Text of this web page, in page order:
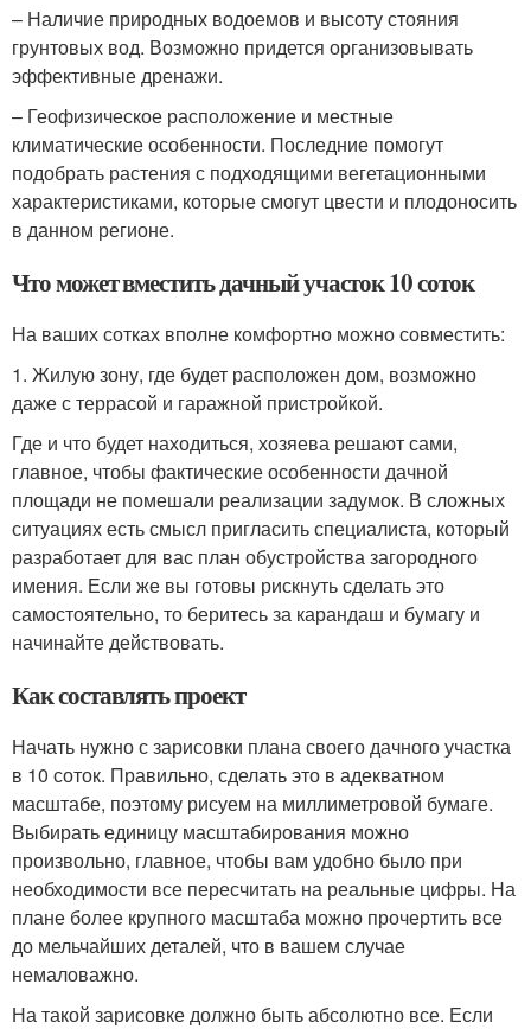
– Наличие природных водоемов и высоту стояния
грунтовых вод. Возможно придется организовывать
эффективные дренажи.
– Геофизическое расположение и местные
климатические особенности. Последние помогут
подобрать растения с подходящими вегетационными
характеристиками, которые смогут цвести и плодоносить
в данном регионе.
Что может вместить дачный участок 10 соток
На ваших сотках вполне комфортно можно совместить:
1. Жилую зону, где будет расположен дом, возможно
даже с террасой и гаражной пристройкой.
Где и что будет находиться, хозяева решают сами,
главное, чтобы фактические особенности дачной
площади не помешали реализации задумок. В сложных
ситуациях есть смысл пригласить специалиста, который
разработает для вас план обустройства загородного
имения. Если же вы готовы рискнуть сделать это
самостоятельно, то беритесь за карандаш и бумагу и
начинайте действовать.
Как составлять проект
Начать нужно с зарисовки плана своего дачного участка
в 10 соток. Правильно, сделать это в адекватном
масштабе, поэтому рисуем на миллиметровой бумаге.
Выбирать единицу масштабирования можно
произвольно, главное, чтобы вам удобно было при
необходимости все пересчитать на реальные цифры. На
плане более крупного масштаба можно прочертить все
до мельчайших деталей, что в вашем случае
немаловажно.
На такой зарисовке должно быть абсолютно все. Если